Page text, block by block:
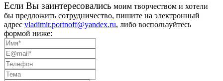
Eсли Вы заинтересовались моим творчеством и хотели
бы предложить сотрудничество, пишите на электронный
адрес vladimir.portnoff@yandex.ru, либо воспользуйтесь
формой ниже: